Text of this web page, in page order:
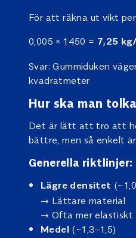
För att räkna ut vikt per
0,005 × 1450 = 7,25 kg/
Svar: Gummiduken
kvadratmeter
Hur ska man
Det är lätt att tro att
bättre, men så enkelt
Generella riktlinjer:
Lägre densitet
→ Lättare material
→ Ofta mer elastiskt
Medel
(~1,3–1,5)